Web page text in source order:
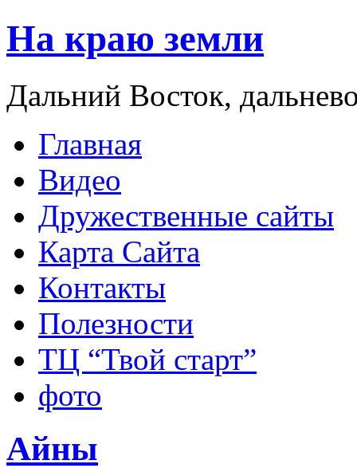
На краю земли
Дальний Восток,
Главная
Видео
Дружественные сайты
Карта Сайта
Контакты
Полезности
ТЦ “Твой старт”
фото
Айны